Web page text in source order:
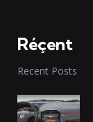
Réçent
Recent Posts